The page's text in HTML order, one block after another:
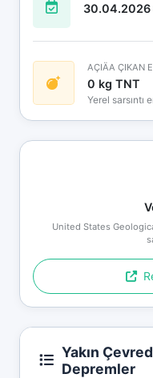
AÇIÄA ÇIKAN
0 kg TNT
Yerel sarsıntı
United States
Yakın
Depremler